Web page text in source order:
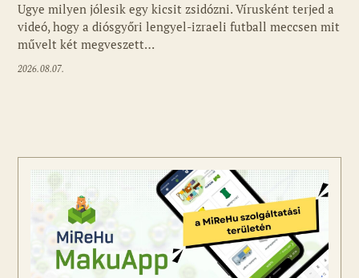
Ugye milyen jólesik egy kicsit zsidózni. Vírusként terjed a
videó, hogy a diósgyőri lengyel-izraeli futball meccsen mit
művelt két megveszett…
2026.08.07.